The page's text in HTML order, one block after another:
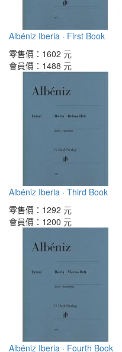
Albéniz Iberia · First Book
零售價： 1602 元
會員價： 1488 元
Albéniz Iberia · Third Book
零售價： 1292 元
會員價： 1200 元
Albéniz Iberia · Fourth Book